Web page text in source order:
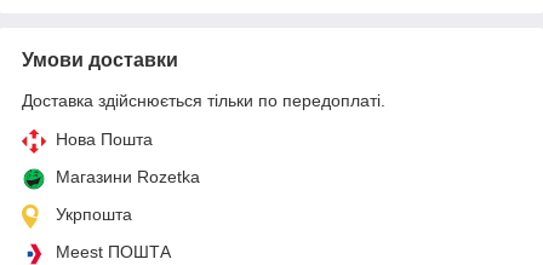
Умови доставки
Доставка здійснюється тільки по передоплаті.
Нова Пошта
Магазини Rozetka
Укрпошта
Meest ПОШТА